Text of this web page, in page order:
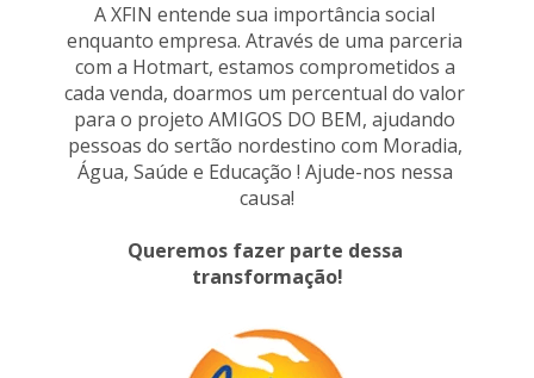
A XFIN entende sua importância social
enquanto empresa. Através de uma parceria
com a Hotmart, estamos comprometidos a
cada venda, doarmos um percentual do valor
para o projeto AMIGOS DO BEM, ajudando
pessoas do sertão nordestino com Moradia,
Água, Saúde e Educação ! Ajude-nos nessa
causa!
Queremos fazer parte dessa
transformação!